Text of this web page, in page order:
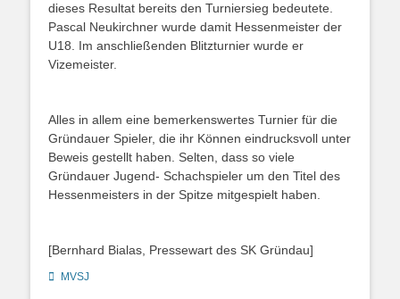
dieses Resultat bereits den Turniersieg bedeutete.
Pascal Neukirchner wurde damit Hessenmeister der
U18. Im anschließenden Blitzturnier wurde er
Vizemeister.
Alles in allem eine bemerkenswertes Turnier für die
Gründauer Spieler, die ihr Können eindrucksvoll unter
Beweis gestellt haben. Selten, dass so viele
Gründauer Jugend- Schachspieler um den Titel des
Hessenmeisters in der Spitze mitgespielt haben.
[Bernhard Bialas, Pressewart des SK Gründau]
Kategorien
MVSJ